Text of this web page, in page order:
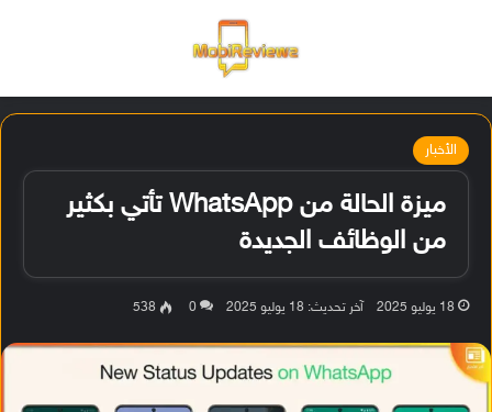
الأخبار
ميزة الحالة من WhatsApp تأتي بكثير
من الوظائف الجديدة
18 يوليو 2025 آخر تحديث: 18 يوليو 2025 0
538